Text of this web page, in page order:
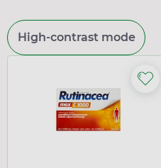
High-contrast mode